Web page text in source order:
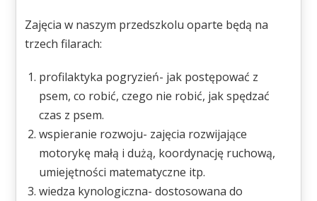
Zajęcia w naszym przedszkolu oparte będą na
trzech filarach:
profilaktyka pogryzień- jak postępować z
psem, co robić, czego nie robić, jak spędzać
czas z psem.
wspieranie rozwoju- zajęcia rozwijające
motorykę małą i dużą, koordynację ruchową,
umiejętności matematyczne itp.
wiedza kynologiczna- dostosowana do